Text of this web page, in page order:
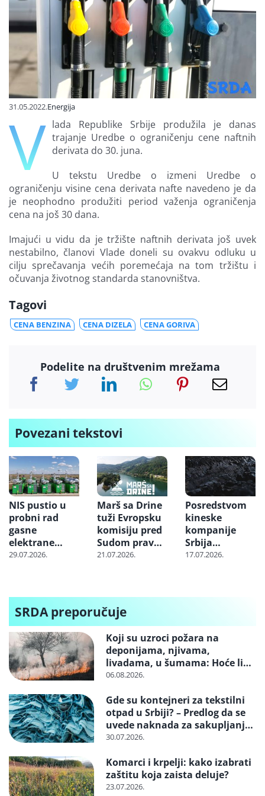
Finansiranje
O nama
31.05.2022.Energija
V lada Republike Srbije produžila je danas
trajanje Uredbe o ograničenju cene naftnih
derivata do 30. juna.
U tekstu Uredbe o izmeni Uredbe o
ograničenju visine cena derivata nafte navedeno je da
je neophodno produžiti period važenja ograničenja
cena na još 30 dana.
Imajući u vidu da je tržište naftnih derivata još uvek
nestabilno, članovi Vlade doneli su ovakvu odluku u
cilju sprečavanja većih poremećaja na tom tržištu i
očuvanja životnog standarda stanovništva.
Tagovi
CENA BENZINA CENA DIZELA CENA GORIVA
Podelite na društvenim mrežama
Povezani tekstovi
NIS pustio u
probni rad
gasne
elektrane
“Banatsko
29.07.2026.
Marš sa Drine
tuži Evropsku
komisiju pred
Sudom pravde
EU zbog
21.07.2026.
Posredstvom
kineske
kompanije
Srbija
nabavlja
stigne do
Balkana
17.07.2026.
SRDA preporučuje
Koji su uzroci požara na
deponijama, njivama,
livadama, u šumama: Hoće li
neko konačno biti kažnjen
06.08.2026.
Gde su kontejneri za tekstilni
otpad u Srbiji? – Predlog da se
uvede naknada za sakupljanje i
reciklažu i svrstavanje u
30.07.2026.
Komarci i krpelji: kako izabrati
zaštitu koja zaista deluje?
23.07.2026.